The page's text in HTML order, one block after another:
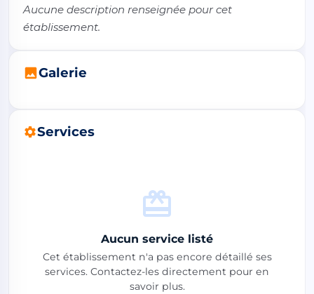
Aucune description renseignée pour cet
établissement.
Galerie
Services
Aucun service listé
Cet établissement n'a pas encore détaillé ses
services. Contactez-les directement pour en
savoir plus.